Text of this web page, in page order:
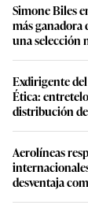
Simone Biles
más ganadora
una selección
Exdirigente
Ética:
distribución
Aerolíneas
desventaja